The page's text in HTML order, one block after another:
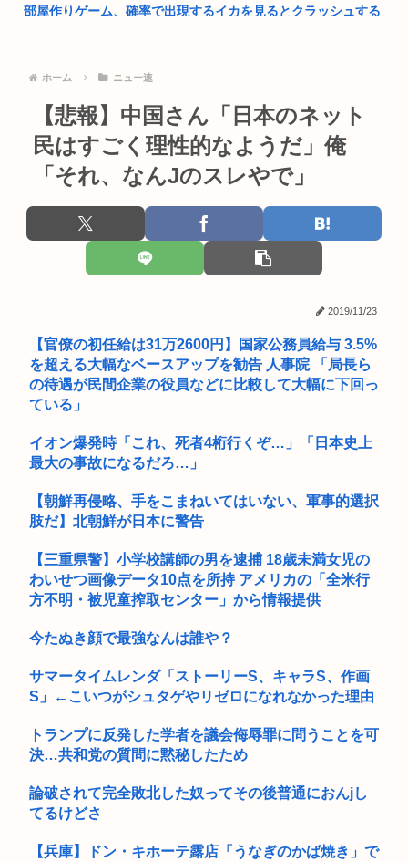
共産党、1700件もの虚偽の赤旗購読申し込みをした人を偽計業
援しよう...
菅直人元総理、再評価されるwww
【正論】中国政府「日本は原爆の被害者面を辞め、原爆が落と
された原...
童貞ワイ、バイト先のJDに飲みに誘われる！
高市早苗政権「円安ホクホクゥ！財政健全化は目指さない！で
部屋作りゲーム、確率で出現するイカを見るとクラッシュする
ギレ発狂...
フナ釣りもハマりだすとヤバいんだよなぁ…
【画像】どえらい乳のJSが発見される
高2生徒の家に侵入し、わいせつ 高2男子を逮捕
中国製ルーター20機種にバックドア、外部から完全制御のおそ
れ
路上で小学生に痴漢行為 男子高校生（16）逮捕
15歳少女に薬と酒飲ませカラオケ店で性的暴行、動画撮影 54
いまさらps5買ってもいいかな？
【朗報】イオン、ポケカを「小・中学生限定販売」に 転売ヤ
熊本県知事「ボランティア受け入れ態勢整いました！週末は万
全な準備...
【画像】マジで復活して欲しいAV女優www
中学生「嫌儲では大卒が貧乏で、高卒が金持ちが多い 無能な大
卒の集...
【熊本】「金銭欲しさから…」空き家に侵入して約250万円相
当を盗...
【画像】波乗りギャルメスガキが発見される ‍♀
ホーム ニュー速
【悲報】中国さん「日本のネット
民はすごく理性的なようだ」俺
「それ、なんJのスレやで」
2019/11/23
【官僚の初任給は31万2600円】国家公務員給与 3.5%
を超える大幅なベースアップを勧告 人事院 「局長ら
の待遇が民間企業の役員などに比較して大幅に下回っ
ている」
イオン爆発時「これ、死者4桁行くぞ…」「日本史上
最大の事故になるだろ…」
【朝鮮再侵略、手をこまねいてはいない、軍事的選択
肢だ】北朝鮮が日本に警告
【三重県警】小学校講師の男を逮捕 18歳未満女児の
わいせつ画像データ10点を所持 アメリカの「全米行
方不明・被児童搾取センター」から情報提供
今たぬき顔で最強なんは誰や？
サマータイムレンダ「ストーリーS、キャラS、作画
S」←こいつがシュタゲやリゼロになれなかった理由
トランプに反発した学者を議会侮辱罪に問うことを可
決…共和党の質問に黙秘したため
論破されて完全敗北した奴ってその後普通におんjし
てるけどさ
【兵庫】ドン・キホーテ露店「うなぎのかば焼き」で